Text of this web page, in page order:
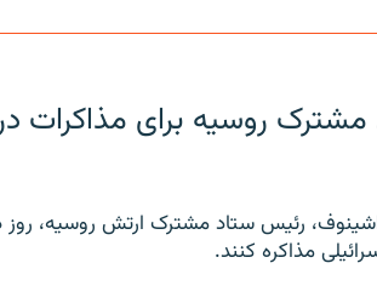
روسیه برای مذاکرات
رئیس ستاد مشترک ارتش روسیه، روز
مذاکره کنند.